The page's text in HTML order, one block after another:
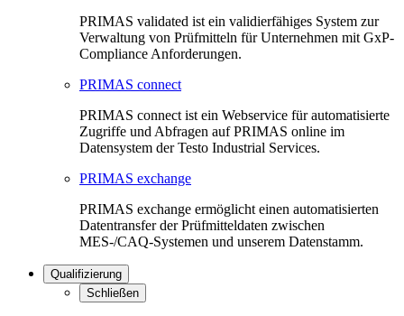
PRIMAS validated ist ein validierfähiges System zur
Verwaltung von Prüfmitteln für Unternehmen mit GxP-
Compliance Anforderungen.
PRIMAS connect
PRIMAS connect ist ein Webservice für automatisierte
Zugriffe und Abfragen auf PRIMAS online im
Datensystem der Testo Industrial Services.
PRIMAS exchange
PRIMAS exchange ermöglicht einen automatisierten
Datentransfer der Prüfmitteldaten zwischen
MES-/CAQ-Systemen und unserem Datenstamm.
Qualifizierung
Schließen